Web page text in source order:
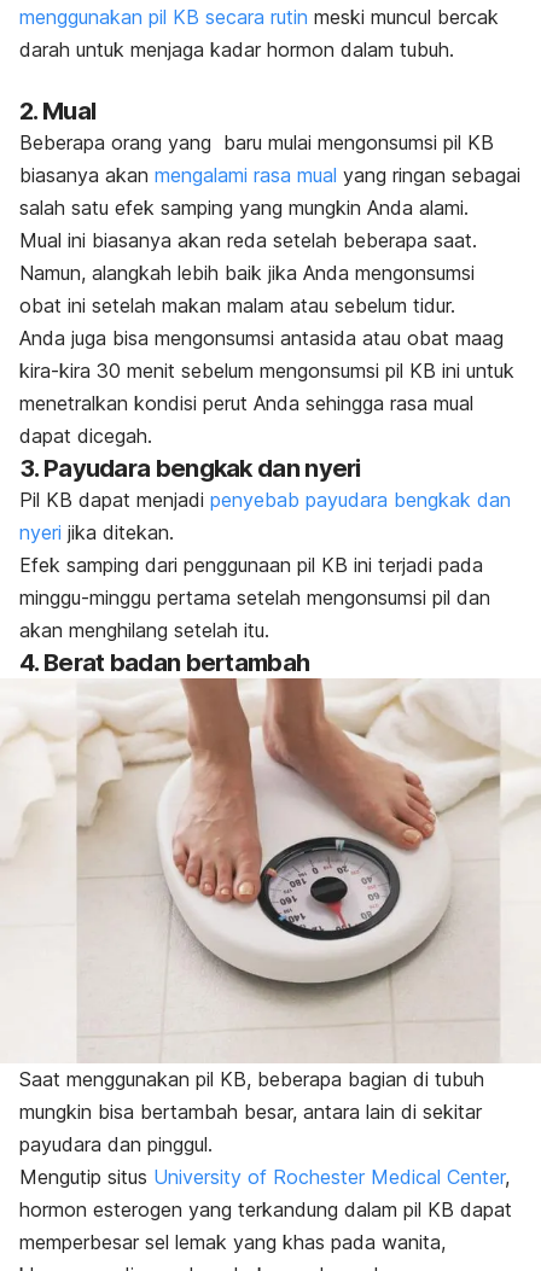
menggunakan pil KB secara rutin meski muncul bercak
darah untuk menjaga kadar hormon dalam tubuh.
2. Mual
Beberapa orang yang baru mulai mengonsumsi pil KB
biasanya akan mengalami rasa mual yang ringan sebagai
salah satu efek samping yang mungkin Anda alami.
Mual ini biasanya akan reda setelah beberapa saat.
Namun, alangkah lebih baik jika Anda mengonsumsi
obat ini setelah makan malam atau sebelum tidur.
Anda juga bisa mengonsumsi antasida atau obat maag
kira-kira 30 menit sebelum mengonsumsi pil KB ini untuk
menetralkan kondisi perut Anda sehingga rasa mual
dapat dicegah.
3. Payudara bengkak dan nyeri
Pil KB dapat menjadi penyebab payudara bengkak dan
nyeri jika ditekan.
Efek samping dari penggunaan pil KB ini terjadi pada
minggu-minggu pertama setelah mengonsumsi pil dan
akan menghilang setelah itu.
4. Berat badan bertambah
Saat menggunakan pil KB, beberapa bagian di tubuh
mungkin bisa bertambah besar, antara lain di sekitar
payudara dan pinggul.
Mengutip situs University of Rochester Medical Center,
hormon esterogen yang terkandung dalam pil KB dapat
memperbesar sel lemak yang khas pada wanita,